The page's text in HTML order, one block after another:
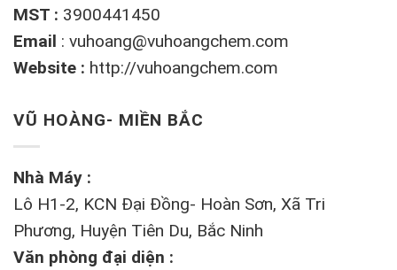
MST : 3900441450
Email : vuhoang@vuhoangchem.com
Website : http://vuhoangchem.com
VŨ HOÀNG- MIỀN BẮC
Nhà Máy :
Lô H1-2, KCN Đại Đồng- Hoàn Sơn, Xã Tri
Phương, Huyện Tiên Du, Bắc Ninh
Văn phòng đại diện :